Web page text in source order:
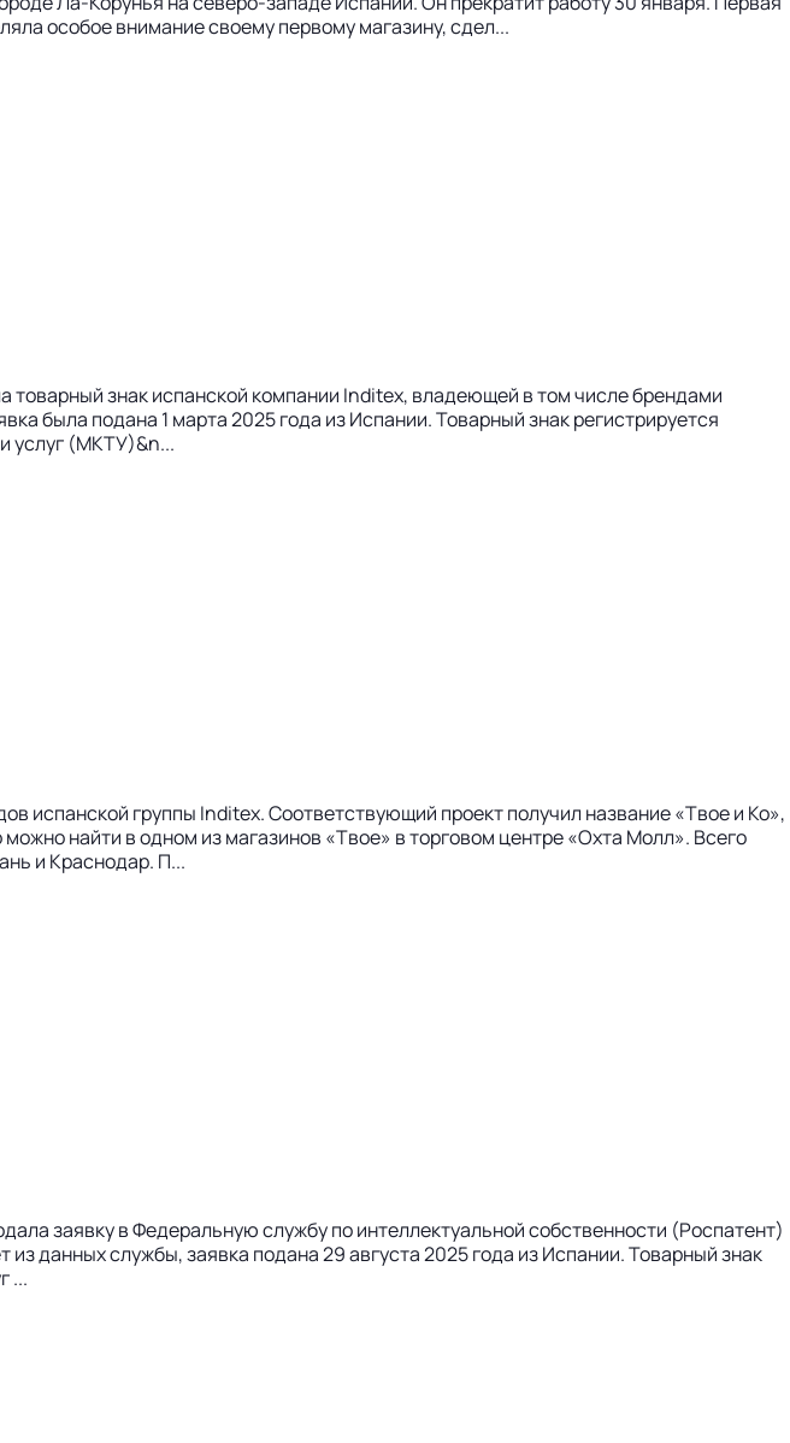
особое внимание своему первому магазину, сдел...
товарный знак испанской компании Inditex, владеющей в том числе брендами
была подана 1 марта 2025 года из Испании. Товарный знак регистрируется
услуг (МКТУ)&n...
испанской группы Inditex. Соответствующий проект получил название «Твое и Ко»,
найти в одном из магазинов «Твое» в торговом центре «Охта Молл». Всего
и Краснодар. П...
заявку в Федеральную службу по интеллектуальной собственности (Роспатент)
данных службы, заявка подана 29 августа 2025 года из Испании. Товарный знак
...